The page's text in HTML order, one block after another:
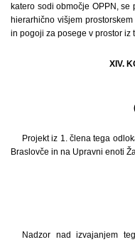
katero sodi območje OPPN,
hierarhično višjem
in pogoji za posege v prostor iz
XIV.
Projekt iz 1. člena tega
Braslovče in na Upravni enoti
Nadzor nad izvajanjem